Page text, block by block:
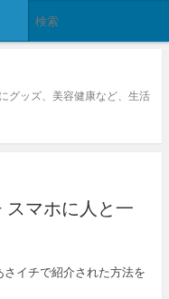
グッズ、美容健康など、生活
マホに人と一
イチで紹介された方法を